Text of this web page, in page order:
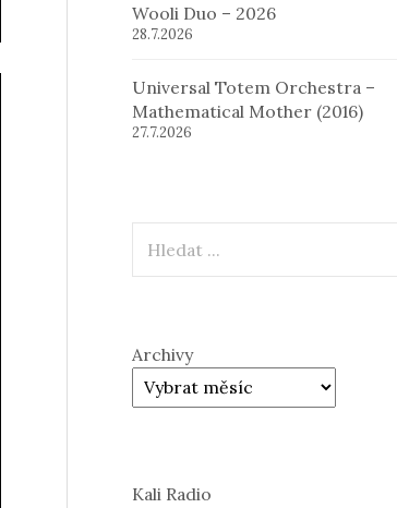
Wooli Duo – 2026
28.7.2026
Universal Totem Orchestra –
Mathematical Mother (2016)
27.7.2026
Archivy
Kali Radio